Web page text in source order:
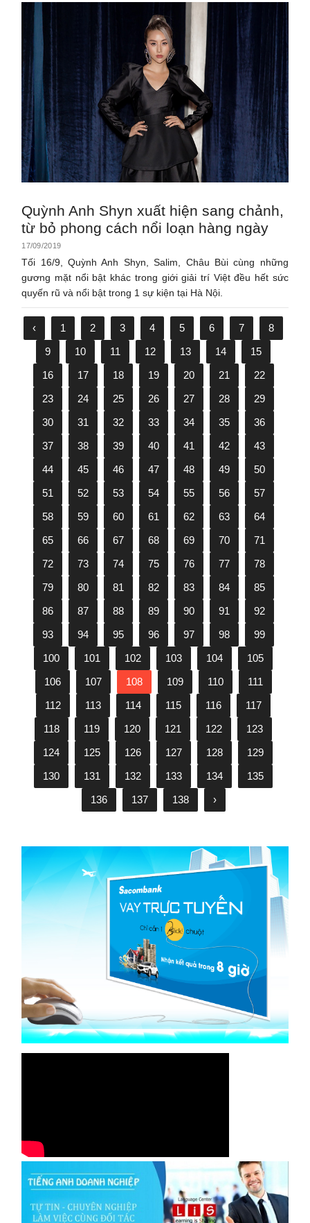
Quỳnh Anh Shyn xuất hiện sang chảnh,
từ bỏ phong cách nổi loạn hàng ngày
17/09/2019
Tối 16/9, Quỳnh Anh Shyn, Salim, Châu Bùi cùng những
gương mặt nổi bật khác trong giới giải trí Việt đều hết sức
quyến rũ và nổi bật trong 1 sự kiện tại Hà Nội.
‹ 1 2 3 4 5 6 7
8
9
10 11 12 13 14
15
16
17 18 19 20 21
22
23
24 25 26 27 28
29
30
31 32 33 34 35
36
37
38 39 40 41 42
43
44
45 46 47 48 49
50
51
52 53 54 55 56
57
58
59 60 61 62 63
64
65
66 67 68 69 70
71
72
73 74 75 76 77
78
79
80 81 82 83 84
85
86
87 88 89 90 91
92
93
94 95 96 97 98
99
100
101 102 103 104
105
106
107 108 109 110
111
112
113 114 115 116
117
118
119 120 121 122
123
124
125 126 127 128
129
130
131 132 133 134
135
136
137 138 ›